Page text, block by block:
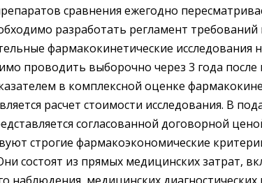
сравнения ежегодно
разработать регламент требований
фармакокинетические
проводить выборочно через 3 года после
в комплексной оценке
расчет стоимости исследования. В
согласованной договорной
строгие фармакоэкономические
состоят из прямых медицинских затрат,